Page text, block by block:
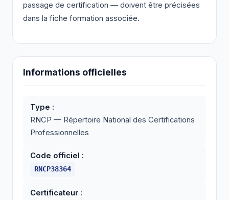
passage de certification — doivent être précisées
dans la fiche formation associée.
Informations officielles
Type :
RNCP — Répertoire National des Certifications
Professionnelles
Code officiel :
RNCP38364
Certificateur :